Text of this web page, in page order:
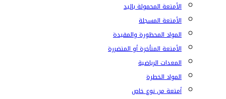
الأمتعة المحمولة باليد
الأمتعة المسجلة
المواد المحظورة والمقيدة
الأمتعة المتأخرة أو المتضررة
المعدات الرياضية
المواد الخطرة
أمتعة من نوع خاص